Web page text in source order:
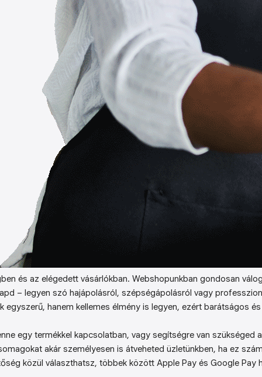
és az elégedett vásárlókban. Webshopunkban gondosan
– legyen szó hajápolásról, szépségápolásról vagy
egyszerű, hanem kellemes élmény is legyen, ezért barátságos
egy termékkel kapcsolatban, vagy segítségre van szükséged
akár személyesen is átveheted üzletünkben, ha ez
közül választhatsz, többek között Apple Pay és Google Pay